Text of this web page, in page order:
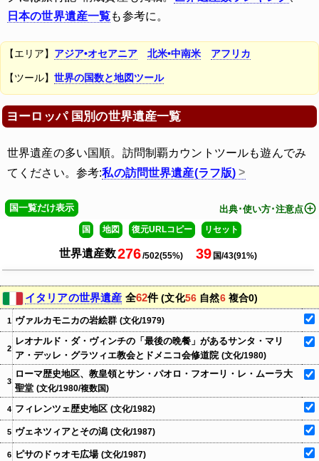
日本の世界遺産一覧も参考に。
【エリア】 アジア•オセアニア 北米•中南米 アフリカ
【ツール】 世界の国数と地図ツール
ヨーロッパ 国別の世界遺産一覧
世界遺産の多い国順。訪問制覇カウントツールも遊んでみ
てください。参考:私の訪問世界遺産(ラフ版)
国一覧だけ表示 出典･使い方･注意点
国 地図 復元URLコピー リセット
世界遺産数276/502(55%) 39 国/43(91%)
日本
中国北朝鮮
韓国
ブルネイ
カンボジア
インドネシア
マレーシア
フィリピン
東ティモール
シンガポール
ベトナム
タイ
スリランカ
キルギス
タジキスタン
トルクメニスタン
ウズベキスタン
ベルギー
ドイツ
英領ジブラルタル
アイルランド
ルクセンブルク
オランダ
スイス
イギリス
英王室属領ガーンジー
英王室属領ジャージー
英王室属領マン島
アンドラ
ギリシャ
バチカン市国
モナコ
ポルトガル
サンマリノ
スペイン
マルタ
アルバニア
ボスニア･ヘルツェゴビナ
モンテネグロ
セルビア
コソボ
ロシア
アゼルバイジャン
アルメニア
ブルガリア
ベラルーシ
チェコ
エストニア
ジョージア
ラトビア
リトアニア
ポーランド
スロバキア
デンマーク
デンマーク領フェロー諸島
フィンランド
フィンランド領オーランド諸島
デンマーク領グリーンランド
アイスランド
ノルウェー
ノルウェー領スヴァールバル諸島、ヤンマイエン島
スウェーデン
カナダ
アメリカ
アンティグア･バーブーダ
バルバドス
ベリーズ
英領ヴァージン諸島
コスタリカ
ドミニカ国
エルサルバドル
グレナダ
仏領グアドループ
グアテマラ
ホンジュラス
ジャマイカ
仏領マルティニーク
英領モントセラト
蘭領キュラソー
蘭領アルバ
蘭領シント･マールテン
蘭領ボネール島、シント･ユースタティウス、サバ
ニカラグア
パナマ
米領プエルトリコ
仏領サン･バルテルミー島
セントクリストファー･ネイビス
英領アンギラ
セントルシア
仏領サン･マルタン
セントビンセント、グレナディーン諸島
トリニダード･トバゴ
米領ヴァージン諸島
アルゼンチン
ボリビア
ブラジル
チリ
コロンビア
エクアドル
英領フォークランド諸島
英領サウスジョージア･サウスサンドウィッチ諸島
仏領ギアナ
ガイアナ
パラグアイ
ペルー
スリナム
ウルグアイ
ベネズエラ
米領サモア
オーストラリア
ソロモン諸島
豪領クリスマス島
クック諸島 フィジー
仏領ポリネシア
キリバス
米領グアム
ナウル
仏領ニューカレドニア
バヌアツ
ニウエ
豪領ノーフォーク島
米領北マリアナ諸島
ミクロネシア連邦
マーシャル諸島
パラオ
パプアニューギニア
英領ピトケアン
ニュージーランド領トケラウ
トンガ
ツバル
仏領ウォリス･フツナ
サモア
アフガニスタン
イラク
レバノン
シリア
トルコ
イエメン
北キプロス
チュニジア
エチオピア
エリトリア
ジブチ
ケニア
ソマリア
南スーダン
スーダン
タンザニア
カーボベルデ
ベナン
ガンビア
ガーナ
ギニア
コートジボワール
リベリア
マリ
ギニアビサウ
英領セントヘレナ、アセンション、トリスタンダクーニャ
セネガル
シエラレオネ
トーゴ
ブルキナファソ
ブルンジ
カメルーン
中央アフリカ
チャド
コンゴ共和国
コンゴ民主共和国
赤道ギニア
ガボン
ニジェール
ナイジェリア
ルワンダ
サントメ･プリンシペ
ウガンダ
アンゴラ
ボツワナ
レソト
マラウイ
モーリシャス
モザンビーク
ナミビア
南アフリカ
ジンバブエ
エスワティニ
ザンビア
英領インド洋地域
豪領ココス(キーリング)諸島
コモロ
仏領マヨット
仏領南方･南極地域
豪領ハード島、マクドナルド諸島
マダガスカル
モルディブ
仏領レユニオン
セーシェル
ノルウェー領ブーベ島
+
−
Leaflet © OpenStreetMap © CARTO
イタリアの世界遺産 全62件(文化56 自然6複合0)
1 ヴァルカモニカの岩絵群 (文化/1979)
2
レオナルド・ダ・ヴィンチの「最後の晩餐」があるサンタ・マリ
ア・デッレ・グラツィエ教会とドメニコ会修道院 (文化/1980)
3
ローマ歴史地区、教皇領とサン・パオロ・フオーリ・レ・ムーラ大
聖堂 (文化/1980/複数国)
4 フィレンツェ歴史地区 (文化/1982)
5 ヴェネツィアとその潟 (文化/1987)
6 ピサのドゥオモ広場 (文化/1987)